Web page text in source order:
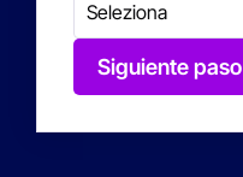
Siguiente paso